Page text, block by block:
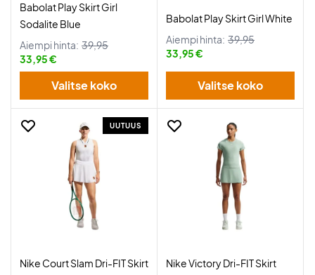
Babolat Play Skirt Girl
Sodalite Blue
Aiempi hinta: 39,95
33,95 €
Valitse koko
Babolat Play Skirt Girl White
Aiempi hinta: 39,95
33,95 €
Valitse koko
UUTUUS
Nike Court Slam Dri-FIT Skirt
Nike Victory Dri-FIT Skirt